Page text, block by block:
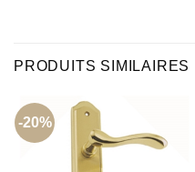
PRODUITS SIMILAIRES
-20%